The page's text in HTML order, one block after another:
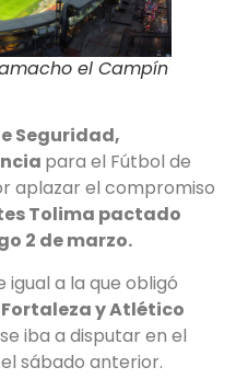
el Campín
Seguridad,
para el Fútbol de
aplazar el compromiso
Tolima pactado
2 de marzo.
igual a la que obligó
Fortaleza y Atlético
iba a disputar en el
sábado anterior.